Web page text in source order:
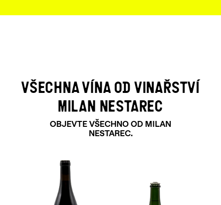
VŠECHNA VÍNA OD VINAŘSTVÍ
MILAN NESTAREC
OBJEVTE VŠECHNO OD MILAN
NESTAREC.